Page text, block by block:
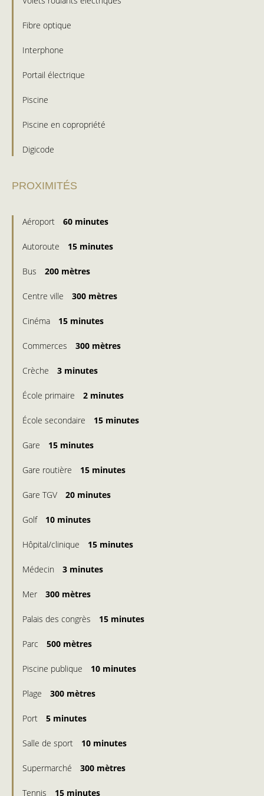
Fibre optique
Interphone
Portail électrique
Piscine
Piscine en copropriété
Digicode
PROXIMITÉS
Aéroport 60 minutes
Autoroute 15 minutes
Bus 200 mètres
Centre ville 300 mètres
Cinéma 15 minutes
Commerces 300 mètres
Crèche 3 minutes
École primaire 2 minutes
École secondaire 15 minutes
Gare 15 minutes
Gare routière 15 minutes
Gare TGV 20 minutes
Golf 10 minutes
Hôpital/clinique 15 minutes
Médecin 3 minutes
Mer 300 mètres
Palais des congrès 15 minutes
Parc 500 mètres
Piscine publique 10 minutes
Plage 300 mètres
Port 5 minutes
Salle de sport 10 minutes
Supermarché 300 mètres
Tennis 15 minutes